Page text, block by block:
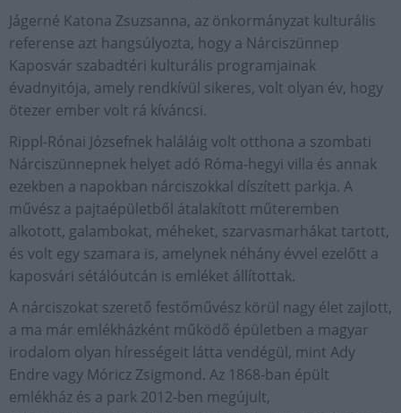
Jágerné Katona Zsuzsanna, az önkormányzat kulturális
referense azt hangsúlyozta, hogy a Nárciszünnep
Kaposvár szabadtéri kulturális programjainak
évadnyitója, amely rendkívül sikeres, volt olyan év, hogy
ötezer ember volt rá kíváncsi.
Rippl-Rónai Józsefnek haláláig volt otthona a szombati
Nárciszünnepnek helyet adó Róma-hegyi villa és annak
ezekben a napokban nárciszokkal díszített parkja. A
művész a pajtaépületből átalakított műteremben
alkotott, galambokat, méheket, szarvasmarhákat tartott,
és volt egy szamara is, amelynek néhány évvel ezelőtt a
kaposvári sétálóutcán is emléket állítottak.
A nárciszokat szerető festőművész körül nagy élet zajlott,
a ma már emlékházként működő épületben a magyar
irodalom olyan hírességeit látta vendégül, mint Ady
Endre vagy Móricz Zsigmond. Az 1868-ban épült
emlékház és a park 2012-ben megújult,